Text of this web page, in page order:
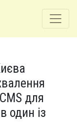
для
один із